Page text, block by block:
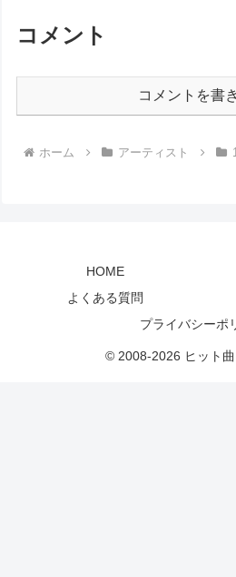
コメント
コメントを書
ホーム アーティスト
HOME
よくある質問
プライバシーポ
© 2008-2026 ヒット曲